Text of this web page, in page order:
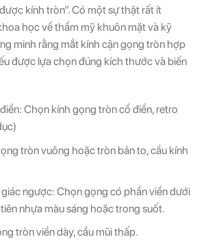
kính tròn”. Có một sự thật rất ít
học về thẩm mỹ khuôn mặt và kỹ
minh rằng mắt kính cận gọng tròn hợp
được lựa chọn đúng kích thước và biến
Chọn kính gọng tròn cổ điển, retro
tròn vuông hoặc tròn bản to, cầu kính
ngược: Chọn gọng có phần viền dưới
nhựa màu sáng hoặc trong suốt.
tròn viền dày, cầu mũi thấp.